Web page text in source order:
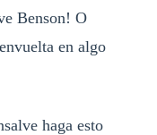
Benson! O
en algo
haga esto